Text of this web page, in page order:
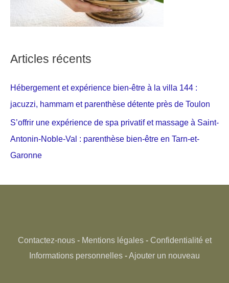
Articles récents
Hébergement et expérience bien-être à la villa 144 :
jacuzzi, hammam et parenthèse détente près de Toulon
S’offrir une expérience de spa privatif et massage à Saint-
Antonin-Noble-Val : parenthèse bien-être en Tarn-et-
Garonne
Contactez-nous- Mentions légales- Confidentialité et
Informations personnelles -Ajouter un nouveau